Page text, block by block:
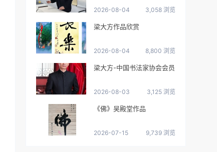
2026-08-04 3,058 浏览
梁大方作品欣赏
2026-08-04 8,800 浏览
梁大方-中国书法家协会会员
2026-08-03 3,125 浏览
《佛》吴殿堂作品
2026-07-15 9,739 浏览